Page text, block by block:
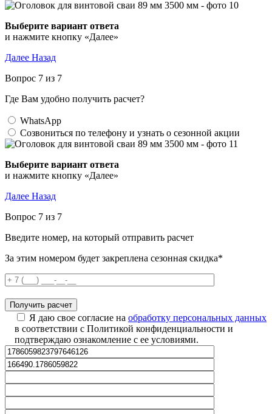
Выберите вариант ответа
и нажмите кнопку «Далее»
Далее Назад
Вопрос 7 из 7
Где Вам удобно получить расчет?
WhatsApp
Созвониться по телефону и узнать о сезонной акции
Выберите вариант ответа
и нажмите кнопку «Далее»
Далее Назад
Вопрос 7 из 7
Введите номер, на который отправить расчет
За этим номером будет закреплена сезонная скидка*
Я даю свое согласие на обработку персональных данных
в соответствии с Политикой конфиденциальности и
подтверждаю ознакомление с ее условиями.